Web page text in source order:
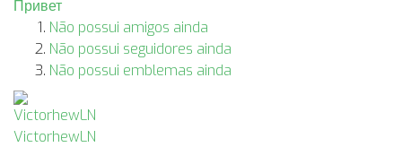
Привет
Não possui amigos ainda
Não possui seguidores ainda
Não possui emblemas ainda
VictorhewLN